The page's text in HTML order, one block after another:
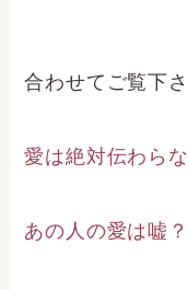
合わせてご覧下さ
愛は絶対伝わら
あの人の愛は嘘